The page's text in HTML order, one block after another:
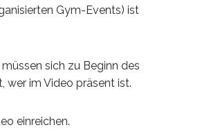
Gym-Events) ist
sich zu Beginn des
wer im Video präsent ist.
einreichen.